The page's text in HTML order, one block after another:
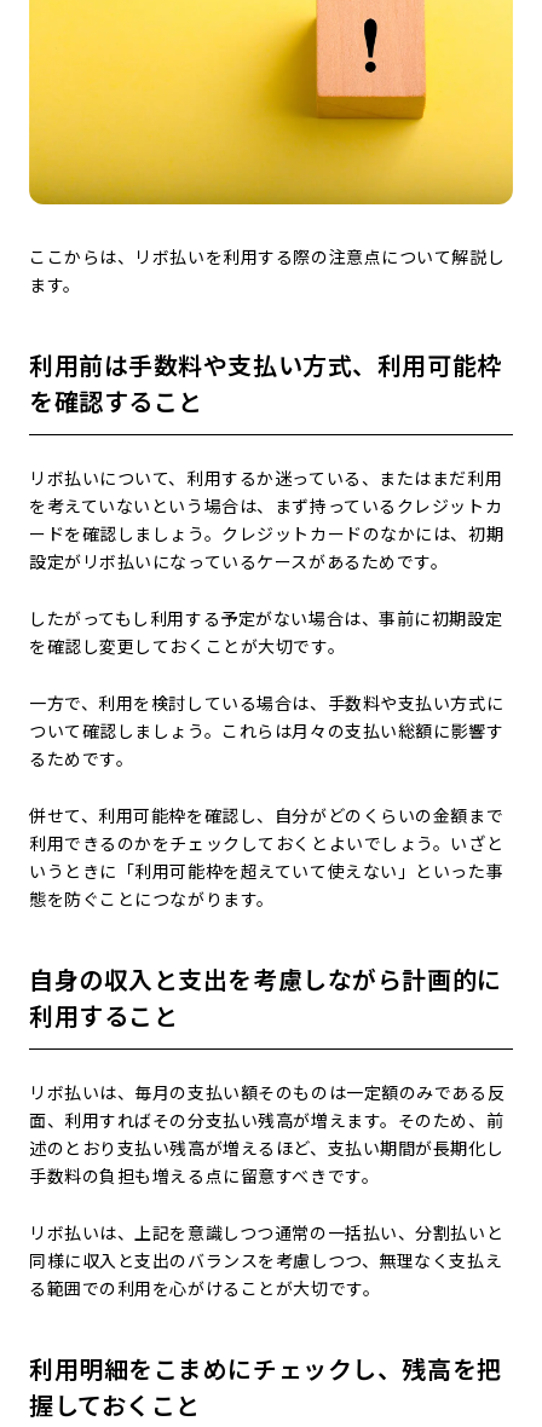
ここからは、リボ払いを利用する際の注意点について解説し
ます。
利用前は手数料や支払い方式、利用可能枠
を確認すること
リボ払いについて、利用するか迷っている、またはまだ利用
を考えていないという場合は、まず持っているクレジットカ
ードを確認しましょう。クレジットカードのなかには、初期
設定がリボ払いになっているケースがあるためです。
したがってもし利用する予定がない場合は、事前に初期設定
を確認し変更しておくことが大切です。
一方で、利用を検討している場合は、手数料や支払い方式に
ついて確認しましょう。これらは月々の支払い総額に影響す
るためです。
併せて、利用可能枠を確認し、自分がどのくらいの金額まで
利用できるのかをチェックしておくとよいでしょう。いざと
いうときに「利用可能枠を超えていて使えない」といった事
態を防ぐことにつながります。
自身の収入と支出を考慮しながら計画的に
利用すること
リボ払いは、毎月の支払い額そのものは一定額のみである反
面、利用すればその分支払い残高が増えます。そのため、前
述のとおり支払い残高が増えるほど、支払い期間が長期化し
手数料の負担も増える点に留意すべきです。
リボ払いは、上記を意識しつつ通常の一括払い、分割払いと
同様に収入と支出のバランスを考慮しつつ、無理なく支払え
る範囲での利用を心がけることが大切です。
利用明細をこまめにチェックし、残高を把
握しておくこと